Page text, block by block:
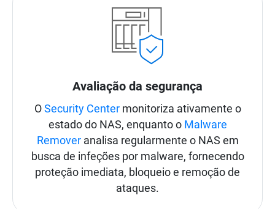
Avaliação da segurança
O Security Centermonitoriza ativamente o
estado do NAS, enquanto o Malware
Removeranalisa regularmente o NAS em
busca de infeções por malware, fornecendo
proteção imediata, bloqueio e remoção de
ataques.